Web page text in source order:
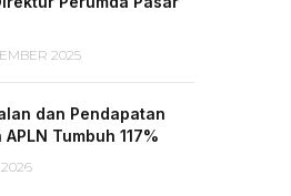
2025
dan Pendapatan
APLN Tumbuh 117%